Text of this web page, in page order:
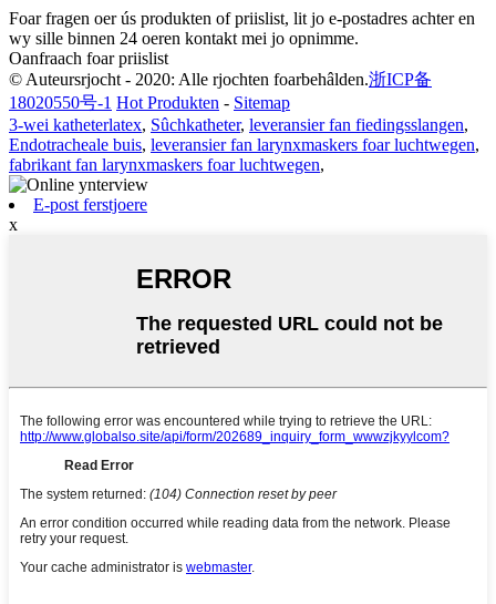
Foar fragen oer ús produkten of priislist, lit jo e-postadres achter en
wy sille binnen 24 oeren kontakt mei jo opnimme.
Oanfraach foar priislist
© Auteursrjocht - 2020: Alle rjochten foarbehâlden.浙ICP备
18020550号-1 Hot Produkten - Sitemap
3-wei katheterlatex, Sûchkatheter, leveransier fan fiedingsslangen,
Endotracheale buis, leveransier fan larynxmaskers foar luchtwegen,
fabrikant fan larynxmaskers foar luchtwegen,
E-post ferstjoere
x